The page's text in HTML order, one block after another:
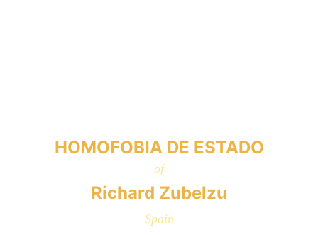
HOMOFOBIA DE ESTADO
Richard Zubelzu
of
Spain